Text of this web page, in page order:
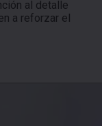
al detalle
a reforzar el